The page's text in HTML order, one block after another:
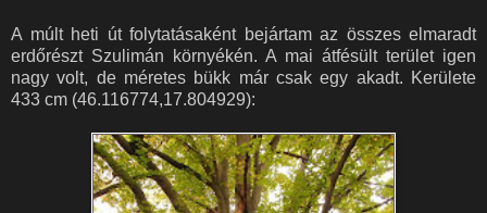
A múlt heti út folytatásaként bejártam az összes elmaradt
erdőrészt Szulimán környékén. A mai átfésült terület igen
nagy volt, de méretes bükk már csak egy akadt. Kerülete
433 cm (46.116774,17.804929):